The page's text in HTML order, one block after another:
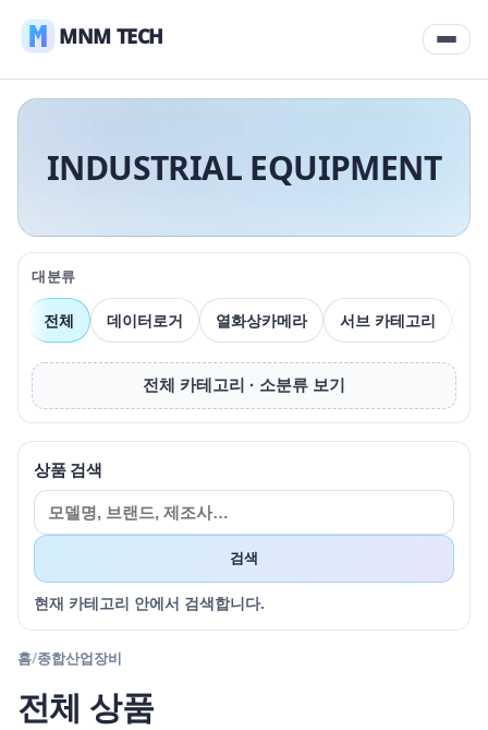
MNM TECH
INDUSTRIAL EQUIPMENT
대분류
전체 데이터로거 열화상카메라 서브 카테고리
전체 카테고리 · 소분류 보기
상품 검색
검색
현재 카테고리 안에서 검색합니다.
홈/종합산업장비
전체 상품